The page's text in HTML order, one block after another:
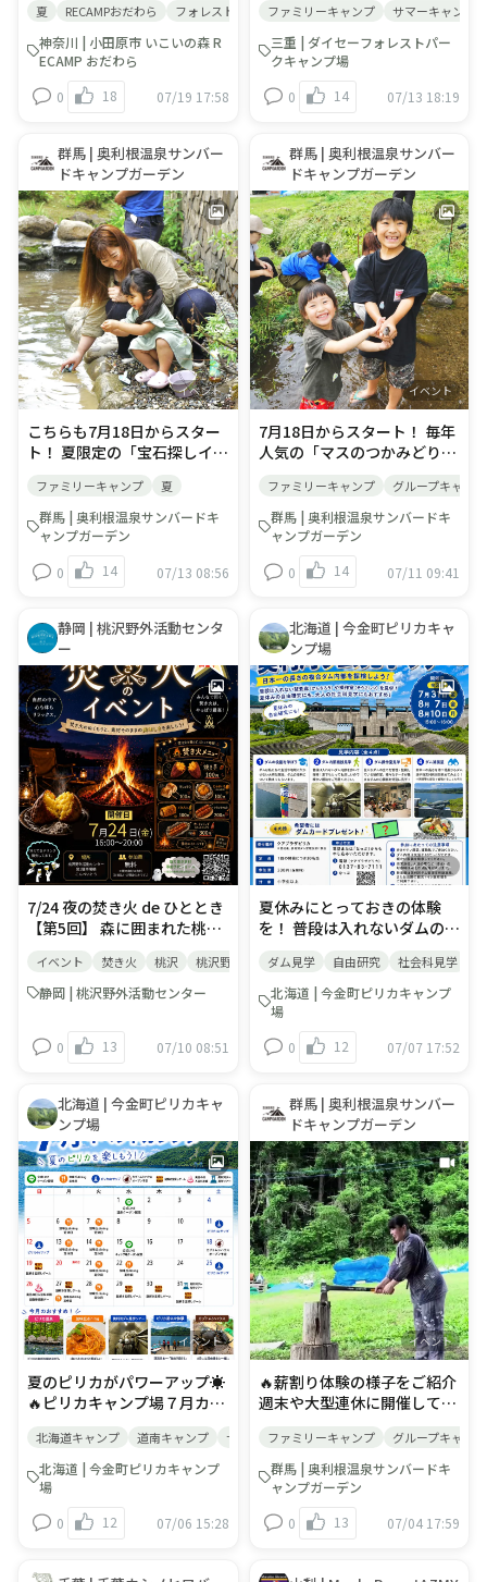
ト） ◎お渡し方法： ・チェ
ックイン時にフロントでお渡
しします。 ・フロントに立ち
は、フロントまでお越しいた
ださい。
参加ください。 🍉うちわクラ
フトイベント うちわクラフト
イベント 自然素材を使って、
ルうちわをつくろう！ ■参加
フリークラフトイベント 夏の
風物詩をテーマに、自然素材
を使って、自由に工作しよ
う！ ■参加料：無料(予約不
要) ※管理棟前フリースペー
スです。ご自由にご参加くだ
さい。 🎇縁日イベント 縁日
では定番の輪投げ、コリント
ゲーム、ヨーヨー釣りを限定
日で開催！ ■参加料：各1回
200円(予約不要) ※イベント
内容につきましては、予告な
く変更される場合がございま
す
無料体験専用予約フォームは
こちら​ 重要なお知らせ：ご予
約が定員（先着10家族）に達
を早期に終了（フォームを閉
あらかじめご了承ください。
未就学児（小学生未満）のお
子さまのご参加については、
安全管理上、【事前相談が必
須】となります。ご希望の際
は、上記の専用フォームに入
力される前にRECAMPおだわ
らご予約時の確認メールに記
載の番号で直接お電話にてご
相談ください。 ​夏キャンプを
計画される際、「子どもに川
遊びを経験させてあげたいけ
れど、安全面や準備の負担が
心配」という親御様もいらっ
しゃるのではないでしょう
か。そのような心配を軽減
に触れ合えるのが、お隣のフ
ォレストアドベンチャー・小
田原を運営する「T-
FORESTRY」さまが主催する
体験イベント「親子でワクワ
水鉄砲作り体験と生物観
察！」です。 ​ 今回は、
RECAMPおだわらに宿泊する
からこそ実現できる 、移動や
着替えの手間を抑えた、無理
のない1泊2日の過ごし方のイ
メージをご紹介します。 イベ
ント詳細を紹介したブログは
こちら なっぷブログ：
【7/25無料】親子で体験する
夏の川遊び＆生物観察イベン
ト開催！​ ​ ​ キャンプ場×川遊
びイベント：おすすめの過ご
し方 ​ ​13:00：キャンプ場にチ
ェックイン＆事前にお着替え
まずはRECAMPおだわらにチ
や荷物の整理を済ませ、あら
かじめ濡れてもよい服装に着
備中のため、ご自身のテント
やキャビンで前もって着替え
13:30：集合場所へ出発（移
動時間は「徒歩約1分」）イ
ベントの舞台は、キャンプ場
から道路を挟んですぐの川で
す。移動の負担が少ないた
め、小さなお子様連れでも落
ち着いて集合場所へ向かうこ
とができます。ヘルメットと
ライフジャケットをしっかり
装着したら、いよいよ活動ス
タートです。14:00〜16:00：
親子で一緒に手を動かし、生
きものを探す時間笹を使って
船を作って流したり、親子で
協力して竹の水鉄砲を組み立
てたり。浅瀬で網をそっと動
れているか一緒にのぞき込む
時間は、自然を身近に感じる
良いきっかけになります。
16:00〜：終了後はすぐに温
かいシャワーやサイトへ川遊
りしても、歩いてすぐ目の前
夏 RECAMPおだわら フォレストアドベンチャー 小田原 川
神奈川 | 小田原市 いこいの森 R
ECAMP おだわら
0
18 07/19 17:58
夏はカヤック体験で思い出を
増やそう！🛶 キャンプ場の目
の前に広がる大きな道伯池
8/1 (土)～より隔週で親子カ
ケジュールをチェック☝ カヤ
ックで遊んだ後はキャンプで
腹ごしらえ🍳 夜は手持ち花火
も➡注意事項を確認 週末はキ
ッチンカーも遊びにきてます
🚙 まだまだこれからの9月も
インクルーシブマルシェやバ
ブルフェスなど盛り沢山！！
是非、キャンプと体験で熱～
い思い出を🌻🌻🌻
ファミリーキャンプ サマーキャンプ
三重 | ダイセーフォレストパー
クキャンプ場
0
14 07/13 18:19
群馬 | 奥利根温泉サンバー
ドキャンプガーデン
イベント
こちらも7月18日からスター
ト！ 夏限定の「宝石探しイベ
いな小川で、ドキドキの宝石
探しにチャレンジ！水の中を
のぞくと…キラリと光るお宝
を発見できるかも！？✨ 見つ
けた宝石はお持ち帰りOK♪
夏ならではのワクワク体験で
す😊 📅開催期間
2026/7/18（土）〜
8/30（日） 🕒10:00〜17:00
💰1000円/20分間 マスのつか
みどりとあわせて、夏の思い
出づくりにぜひお楽しみくだ
さい🌿皆さまのご参加をお待
ちしております♪
ファミリーキャンプ 夏
群馬 | 奥利根温泉サンバードキ
ャンプガーデン
0
14 07/13 08:56
群馬 | 奥利根温泉サンバー
ドキャンプガーデン
イベント
7月18日からスタート！ 毎年
人気の「マスのつかみどり体
やり冷たい小川で、マスを手
づかみ！自分でつかまえたマ
スは、スタッフが炭火で香ば
しく塩焼きにしてご提供しま
す🔥 お子さまはもちろん、大
らではのワクワク体験を楽し
みませんか？😊 📅開催期間
2026/7/18（土）〜
8/30（日） 🕒15:40〜16:30
💰1200円/1匹 皆さまのご参
加をお待ちしております♪
ファミリーキャンプ グループキャンプ
群馬 | 奥利根温泉サンバードキ
ャンプガーデン
0
14 07/11 09:41
静岡 | 桃沢野外活動センタ
ー
イベント
7/24 夜の焚き火 de ひととき
【第5回】 森に囲まれた桃沢
を囲む特別な体験。 自然の中
で火を使い、食べて、語りあ
約不要・当日参加OK。 初め
き火のある一日を楽しみませ
んか？ ■日時： 2026年
7/24(金) 16:00～20:00頃 ■
場所： 桃沢野外活動センター
【こんぺいとう】 ■内容：
・予約不要・当日参加OK。
・ゆらゆら揺れる焚き火を囲
みながら、自由に歓談いただ
けます。 ・焚き火については
スタッフ進行のもと進めてい
きます。 ・焚き火を囲みなが
ら、焼き芋や焼きマシュマロ
を販売します。 ・焚き火でゆ
っくり、お一人様や静かに過
ごしたい方も大歓迎です。 ■
対象：どなたでも参加OK ■
材は1品100～300円で販売し
ます（お会計は現金のみで
す。） 取り置き食材事前予約
予約開始※上限に達し次第締
泊の方は、そのままお気軽に
イベント 焚き火 桃沢 桃沢野外活動センター キャンプファイヤー
静岡 | 桃沢野外活動センター
0 13 07/10 08:51
北海道 | 今金町ピリカキャ
ンプ場
イベント
夏休みにとっておきの体験
を！ 普段は入れないダムの内
由研究にも、大人の社会科見
学にもおすすめ！ 見学するダ
ムは、清流日本一に通算２４
『美利河ダム』水質だけでは
頂上部分の長さ）も複合ダム
で日本一！眼下には建設当時
日本一の長さ２．４ｋｍを誇
った魚道も整備されている美
利河ダム内部に特別に入るこ
とができます。 【見学内容は
主に4点】すべてダム管理の
プロである美利河ダム管理支
所職員さんからの案内付き。
■ダムの役割を学ぶダムは私
たちの生活や地域に欠かせな
い大切な施設。ダムの役割に
ついて教えてもらえます。■
ダム操作室見学巨大なダムの
すべてを管理・監視している
操作室。様々なデータが集ま
学。■ダム内部施設見学普段
は入れないダム内部を歩いて
探検。夏でもとっても涼しい
ださい。■ダム湖展望日本一
志利別川を眺めてみよう！
ダム見学 自由研究 社会科見学
北海道 | 今金町ピリカキャンプ
場
0
12 07/07 17:52
北海道 | 今金町ピリカキャ
ンプ場
イベント
夏のピリカがパワーアップ☀️
🔥ピリカキャンプ場７月カレ
７月のイベントやレストラン
定休日などをお知らせしま
す。今年のピリカでは、夏の
設や事業者様のご協力で、キ
様にピリカならではの非日常
北海道キャンプ 道南キャンプ サップ サーフィン カブトムシ
北海道 | 今金町ピリカキャンプ
場
0
12 07/06 15:28
群馬 | 奥利根温泉サンバー
ドキャンプガーデン
イベント
🔥薪割り体験の様子をご紹介 ​
週末や大型連休に開催してい
は、初心者のホテルスタッフ
がチャレンジしてみました😊
初めてでも、コツをつかめば
ことができます！ 大人の方は
しめる体験です✨自然の中
ファミリーキャンプ グループキャンプ
群馬 | 奥利根温泉サンバードキ
ャンプガーデン
0
13 07/04 17:59